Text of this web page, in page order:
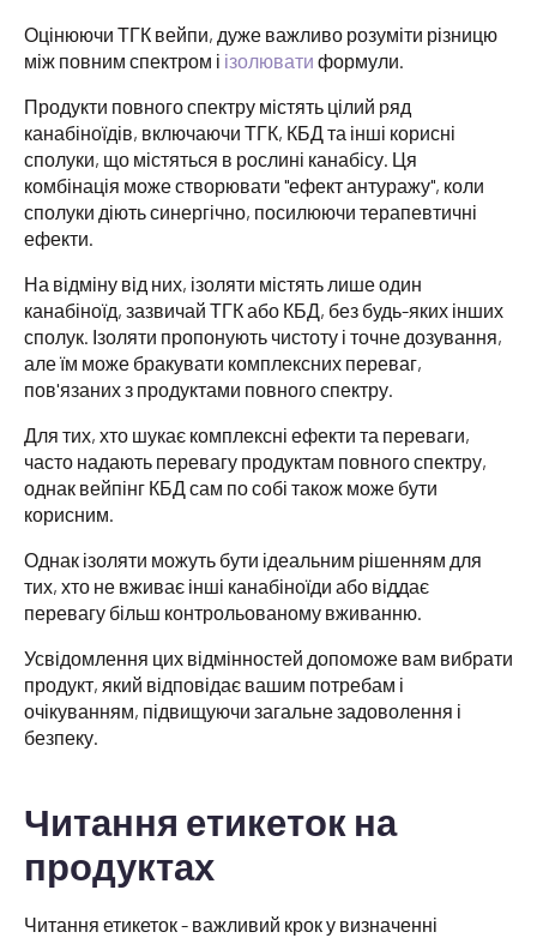
Оцінюючи ТГК вейпи, дуже важливо розуміти різницю
між повним спектром і ізолювати формули.
Продукти повного спектру містять цілий ряд
канабіноїдів, включаючи ТГК, КБД та інші корисні
сполуки, що містяться в рослині канабісу. Ця
комбінація може створювати "ефект антуражу", коли
сполуки діють синергічно, посилюючи терапевтичні
ефекти.
На відміну від них, ізоляти містять лише один
канабіноїд, зазвичай ТГК або КБД, без будь-яких інших
сполук. Ізоляти пропонують чистоту і точне дозування,
але їм може бракувати комплексних переваг,
пов'язаних з продуктами повного спектру.
Для тих, хто шукає комплексні ефекти та переваги,
часто надають перевагу продуктам повного спектру,
однак вейпінг КБД сам по собі також може бути
корисним.
Однак ізоляти можуть бути ідеальним рішенням для
тих, хто не вживає інші канабіноїди або віддає
перевагу більш контрольованому вживанню.
Усвідомлення цих відмінностей допоможе вам вибрати
продукт, який відповідає вашим потребам і
очікуванням, підвищуючи загальне задоволення і
безпеку.
Читання етикеток на
продуктах
Читання етикеток - важливий крок у визначенні